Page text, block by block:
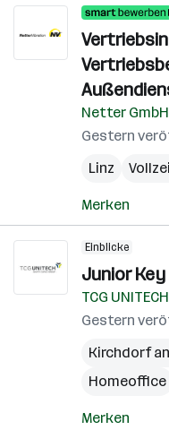
Netter GmbH
Gestern
Linz
Merken
Einblicke
Junior
TCG
Gestern
Kirchdorf
Homeoffice
Merken